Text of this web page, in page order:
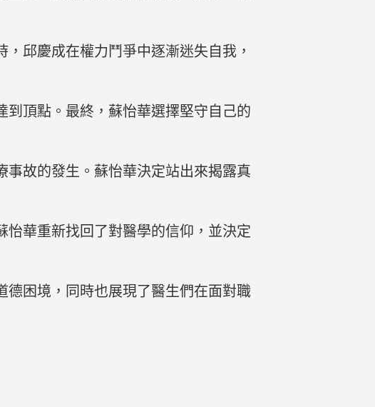
邱慶成在權力鬥爭中逐漸迷失自我，
到頂點。最終，蘇怡華選擇堅守自己的
事故的發生。蘇怡華決定站出來揭露真
怡華重新找回了對醫學的信仰，並決定
德困境，同時也展現了醫生們在面對職